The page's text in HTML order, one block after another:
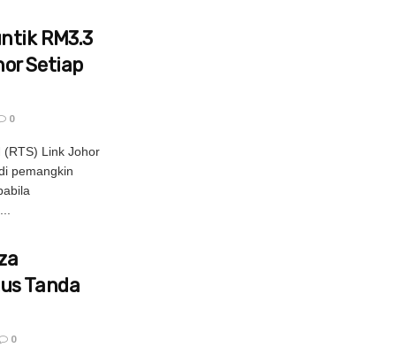
RM3.3
Setiap
0
(RTS) Link Johor
pemangkin
Tanda
0